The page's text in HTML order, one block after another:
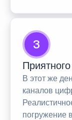
3
В этот же
каналов
погружение